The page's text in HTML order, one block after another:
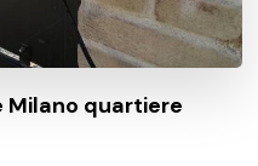
quartiere